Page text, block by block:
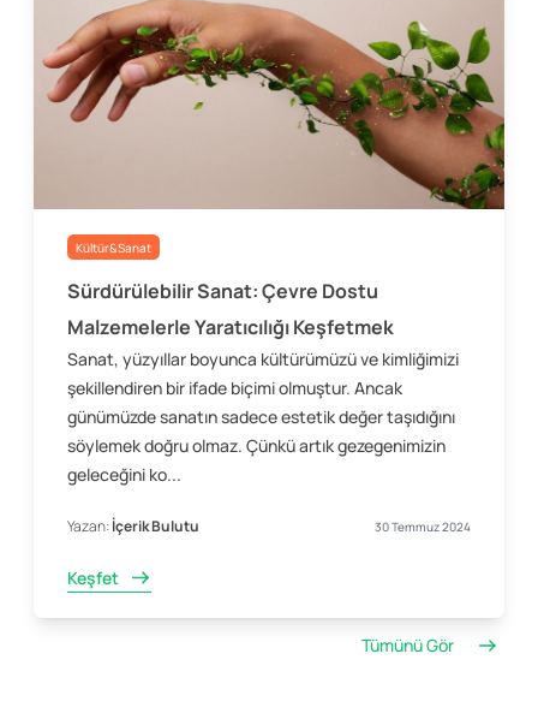
Kültür&Sanat
Sürdürülebilir Sanat: Çevre Dostu
Malzemelerle Yaratıcılığı Keşfetmek
Sanat, yüzyıllar boyunca kültürümüzü ve kimliğimizi
şekillendiren bir ifade biçimi olmuştur. Ancak
günümüzde sanatın sadece estetik değer taşıdığını
söylemek doğru olmaz. Çünkü artık gezegenimizin
geleceğini ko...
Yazan:İçerik Bulutu 30 Temmuz 2024
Keşfet
Tümünü Gör